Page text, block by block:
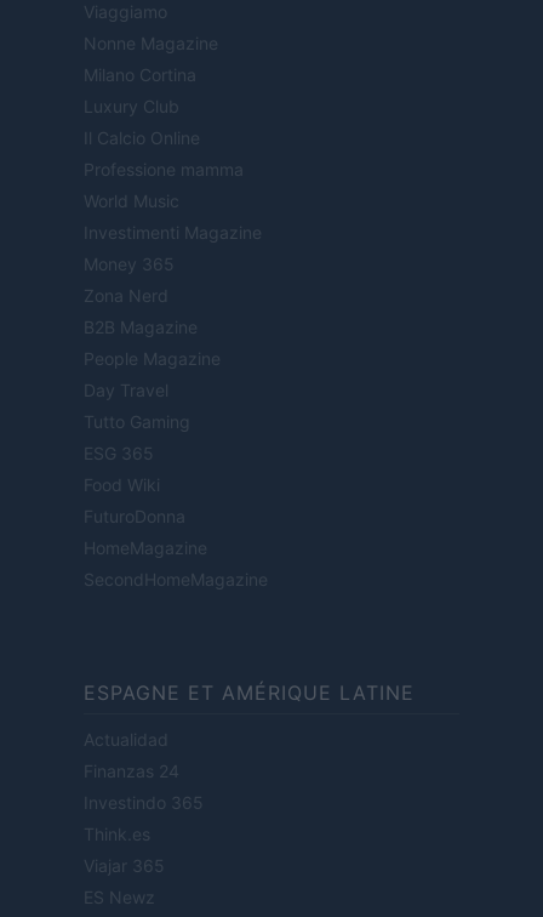
Viaggiamo
Nonne Magazine
Milano Cortina
Luxury Club
Il Calcio Online
Professione mamma
World Music
Investimenti Magazine
Money 365
Zona Nerd
B2B Magazine
People Magazine
Day Travel
Tutto Gaming
ESG 365
Food Wiki
FuturoDonna
HomeMagazine
SecondHomeMagazine
ESPAGNE ET AMÉRIQUE LATINE
Actualidad
Finanzas 24
Investindo 365
Think.es
Viajar 365
ES Newz